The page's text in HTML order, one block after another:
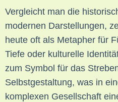
Vergleicht man die
modernen Darstellungen,
heute oft als Metapher für
Tiefe oder kulturelle
zum Symbol für das
Selbstgestaltung, was in
komplexen Gesellschaft